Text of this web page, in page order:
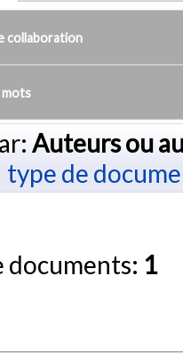
collaboration
mots
Auteurs ou
type de
documents: 1